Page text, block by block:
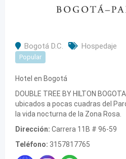
Bogotá D.C. Hospedaje
Popular
Hotel en Bogotá
DOUBLE TREE BY HILTON
ubicados a pocas cuadras del
la vida nocturna de la Zona Rosa.
Dirección: Carrera 11B # 96-59
Teléfono: 3157817765